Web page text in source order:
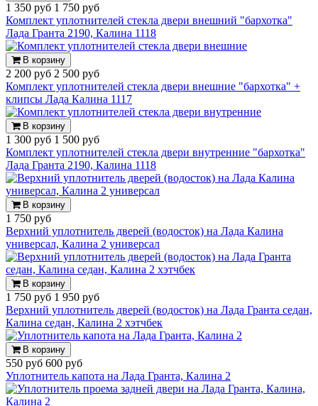
1 350 руб 1 750 руб
Комплект уплотнителей стекла двери внешний "бархотка"
Лада Гранта 2190, Калина 1118
В корзину
2 200 руб 2 500 руб
Комплект уплотнителей стекла двери внешние "бархотка" +
клипсы Лада Калина 1117
В корзину
1 300 руб 1 500 руб
Комплект уплотнителей стекла двери внутренние "бархотка"
Лада Гранта 2190, Калина 1118
В корзину
1 750 руб
Верхний уплотнитель дверей (водосток) на Лада Калина
универсал, Калина 2 универсал
В корзину
1 750 руб 1 950 руб
Верхний уплотнитель дверей (водосток) на Лада Гранта седан,
Калина седан, Калина 2 хэтчбек
В корзину
550 руб 600 руб
Уплотнитель капота на Лада Гранта, Калина 2